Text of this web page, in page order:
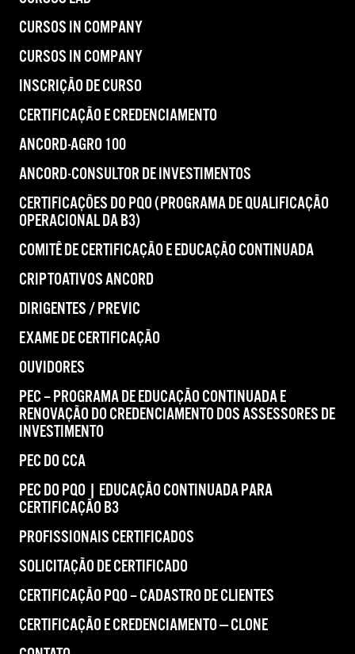
CURSOS IN COMPANY
CURSOS IN COMPANY
INSCRIÇÃO DE CURSO
CERTIFICAÇÃO E CREDENCIAMENTO
ANCORD-AGRO 100
ANCORD-CONSULTOR DE INVESTIMENTOS
CERTIFICAÇÕES DO PQO (PROGRAMA DE QUALIFICAÇÃO
OPERACIONAL DA B3)
COMITÊ DE CERTIFICAÇÃO E EDUCAÇÃO CONTINUADA
CRIPTOATIVOS ANCORD
DIRIGENTES / PREVIC
EXAME DE CERTIFICAÇÃO
OUVIDORES
PEC – PROGRAMA DE EDUCAÇÃO CONTINUADA E
RENOVAÇÃO DO CREDENCIAMENTO DOS ASSESSORES DE
INVESTIMENTO
PEC DO CCA
PEC DO PQO | EDUCAÇÃO CONTINUADA PARA
CERTIFICAÇÃO B3
PROFISSIONAIS CERTIFICADOS
SOLICITAÇÃO DE CERTIFICADO
CERTIFICAÇÃO PQO – CADASTRO DE CLIENTES
CERTIFICAÇÃO E CREDENCIAMENTO — CLONE